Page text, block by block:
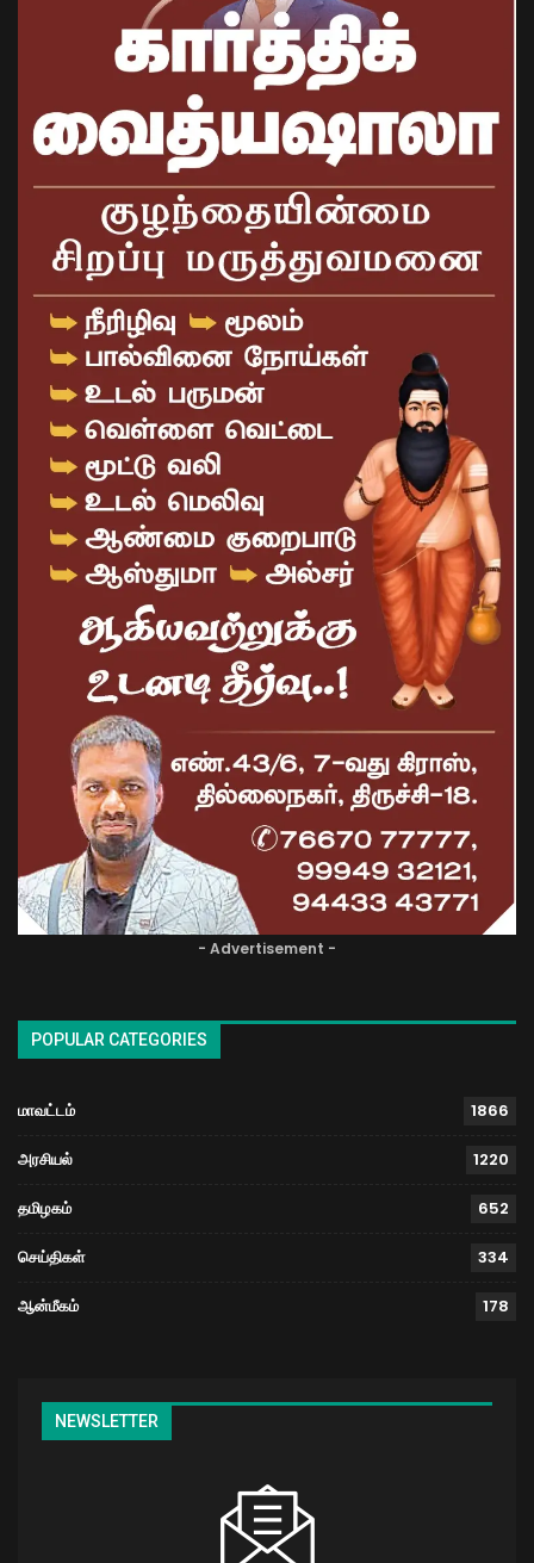
- Advertisement -
POPULAR CATEGORIES
மாவட்டம் 1866
அரசியல் 1220
தமிழகம் 652
செய்திகள் 334
ஆன்மீகம் 178
NEWSLETTER